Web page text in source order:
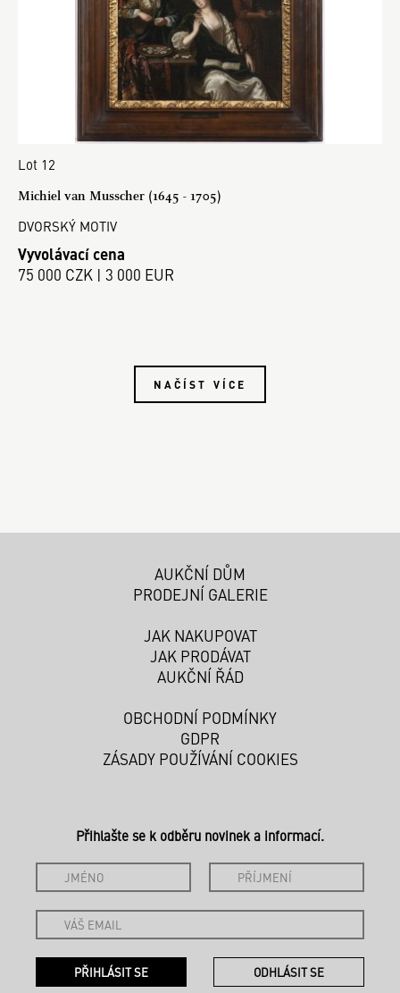
Lot 12
Michiel van Musscher (1645 - 1705)
DVORSKÝ MOTIV
Vyvolávací cena
75 000 CZK | 3 000 EUR
NAČÍST VÍCE
AUKČNÍ DŮM
PRODEJNÍ GALERIE
JAK NAKUPOVAT
JAK PRODÁVAT
AUKČNÍ ŘÁD
OBCHODNÍ PODMÍNKY
GDPR
ZÁSADY POUŽÍVÁNÍ COOKIES
Přihlašte se k odběru novinek a informací.